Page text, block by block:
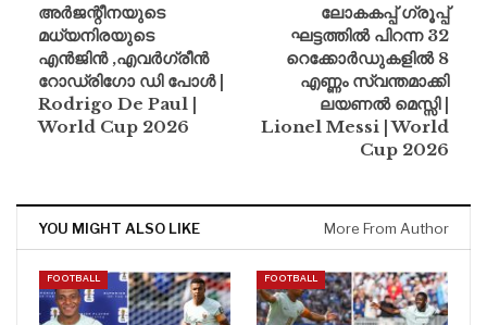
അർജന്റീനയുടെ
മധ്യനിരയുടെ
എൻജിൻ ,എവർഗ്രീൻ
റോഡ്രിഗോ ഡി പോൾ |
Rodrigo De Paul |
World Cup 2026
ലോകകപ്പ് ഗ്രൂപ്പ്
ഘട്ടത്തിൽ പിറന്ന 32
റെക്കോർഡുകളിൽ 8
എണ്ണം സ്വന്തമാക്കി
ലയണൽ മെസ്സി |
Lionel Messi | World
Cup 2026
YOU MIGHT ALSO LIKE More From Author
FOOTBALL FOOTBALL